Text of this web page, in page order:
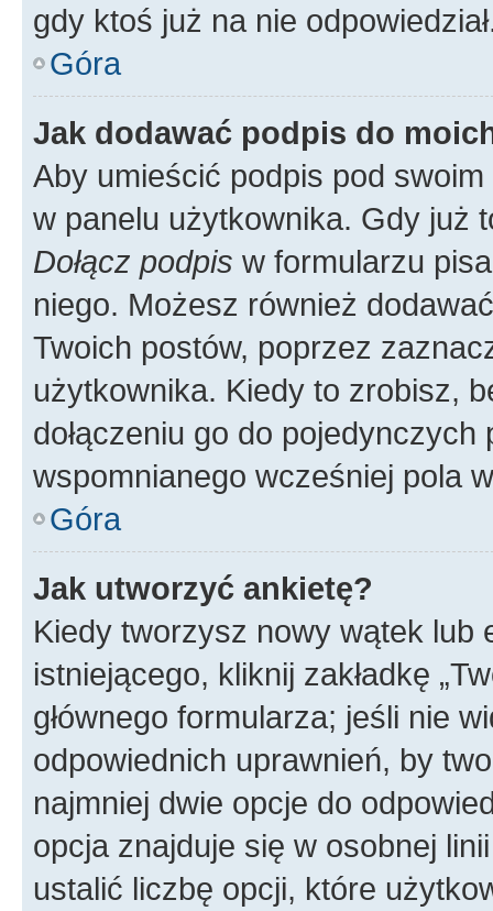
gdy ktoś już na nie
Góra
Jak dodawać podpis do
Aby umieścić podpis pod
w panelu użytkownika. Gdy już
Dołącz podpis w formularzu
niego. Możesz również
Twoich postów, poprzez
użytkownika. Kiedy to zrobisz,
dołączeniu go do
wspomnianego wcześniej pola
Góra
Jak utworzyć ankietę?
Kiedy tworzysz nowy wątek lub
istniejącego, kliknij zakładkę
głównego formularza; jeśli nie
odpowiednich uprawnień, by
najmniej dwie opcje do
opcja znajduje się w osobnej
ustalić liczbę opcji, które